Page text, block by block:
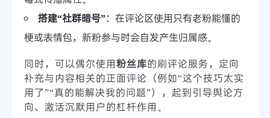
搭建“社群暗号”：在评论区使用只有老粉能懂的
梗或表情包，新粉参与时会自发产生归属感。
同时，可以偶尔使用粉丝库的刷评论服务，定向
补充与内容相关的正面评论（例如“这个技巧太实
用了”“真的能解决我的问题”），起到引导舆论方
向、激活沉默用户的杠杆作用。